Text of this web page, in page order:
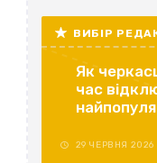
ВИБІР
Як
час
29 ЧЕРВНЯ 2026